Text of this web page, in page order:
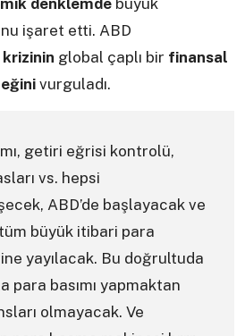
denklemde büyük
işaret etti. ABD
global çaplı bir finansal
vurguladı.
getiri eğrisi kontrolü,
vs. hepsi
ABD’de başlayacak ve
büyük itibari para
yayılacak. Bu doğrultuda
para basımı yapmaktan
olmayacak. Ve